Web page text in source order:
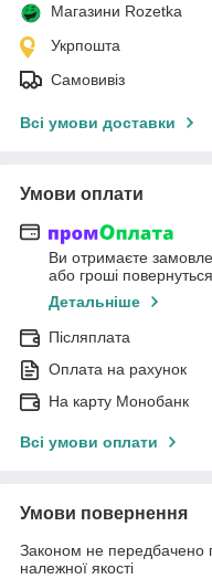
Магазини Rozetka
Укрпошта
Самовивіз
Всі умови доставки
Умови оплати
Ви отримаєте
або гроші
Детальніше
Післяплата
Оплата на рахунок
На карту Монобанк
Всі умови оплати
Умови повернення
Законом не передбачено
належної якості